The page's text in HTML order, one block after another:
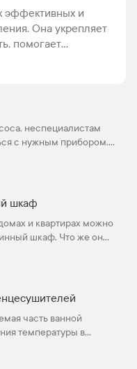
эффективных и
Она укрепляет
помогает
Многие
неспециалистам
с нужным прибором.
определенных задач.
шкаф
и квартирах можно
шкаф. Что же он
часть ванной
температуры в
вопрос: как выбрать